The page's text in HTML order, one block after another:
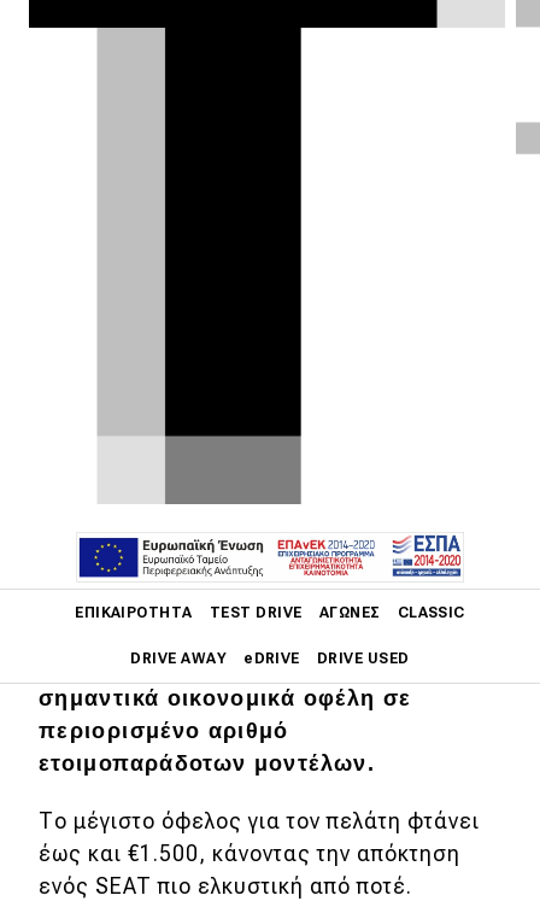
ΕΠΙΚΑΙΡΌΤΗΤΑ TEST DRIVE ΑΓΏΝΕΣ CLASSIC
DRIVE AWAY eDRIVE DRIVE USED
Main navigation
Επικαιρότητα
Πρωτότυπα
Ελλάδα
Leon.
Η SEAT μπαίνει δυναμικά στη φετινή
Black Friday, καθώς η Τεχνοκάρ
Μ.Α.Ε.Ε. ανακοινώνει το νέο
«Black Friday Edition», προσφέροντας
σημαντικά οικονομικά οφέλη σε
περιορισμένο αριθμό
ετοιμοπαράδοτων μοντέλων.
Το μέγιστο όφελος για τον πελάτη φτάνει
έως και €1.500, κάνοντας την απόκτηση
ενός SEAT πιο ελκυστική από ποτέ.